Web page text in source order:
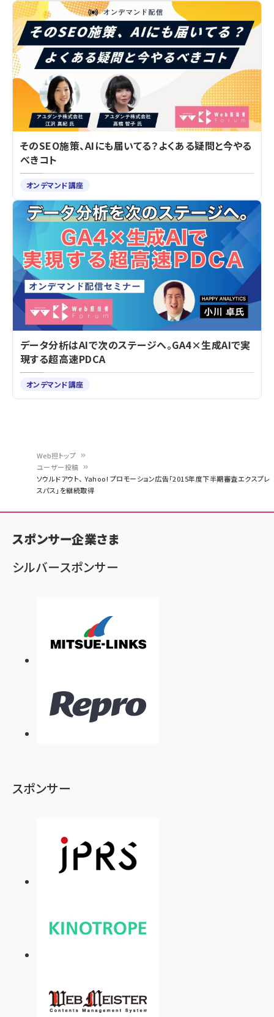
く
ず
Web担トップ
ユーザー投稿
ソウルドアウト、 Yahoo! プロモーション広告「2015年度下半期審査エクスプレ
スパス」を継続取得
そのSEO施策、AIにも届いてる？よくある疑問と今やる
べきコト
オンデマンド講座
データ分析はAIで次のステージへ。GA4×生成AIで実
現する超高速PDCA
オンデマンド講座
スポンサー企業さま
シルバースポンサー
スポンサー